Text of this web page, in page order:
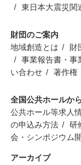
東日本大震災関
財団のご案内
地域創造とは
財
事業報告書・事
い合わせ
著作権
全国公共ホールか
公共ホール等求人
の申込み方法
研
会・シンポジウム
アーカイブ